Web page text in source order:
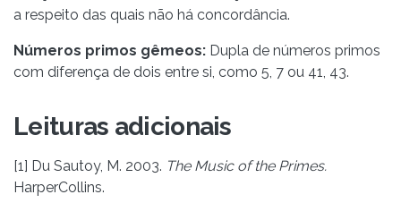
a respeito das quais não há concordância.
Números primos gêmeos: Dupla de números primos
com diferença de dois entre si, como 5, 7 ou 41, 43.
Leituras adicionais
[1] Du Sautoy, M. 2003. The Music of the Primes.
HarperCollins.